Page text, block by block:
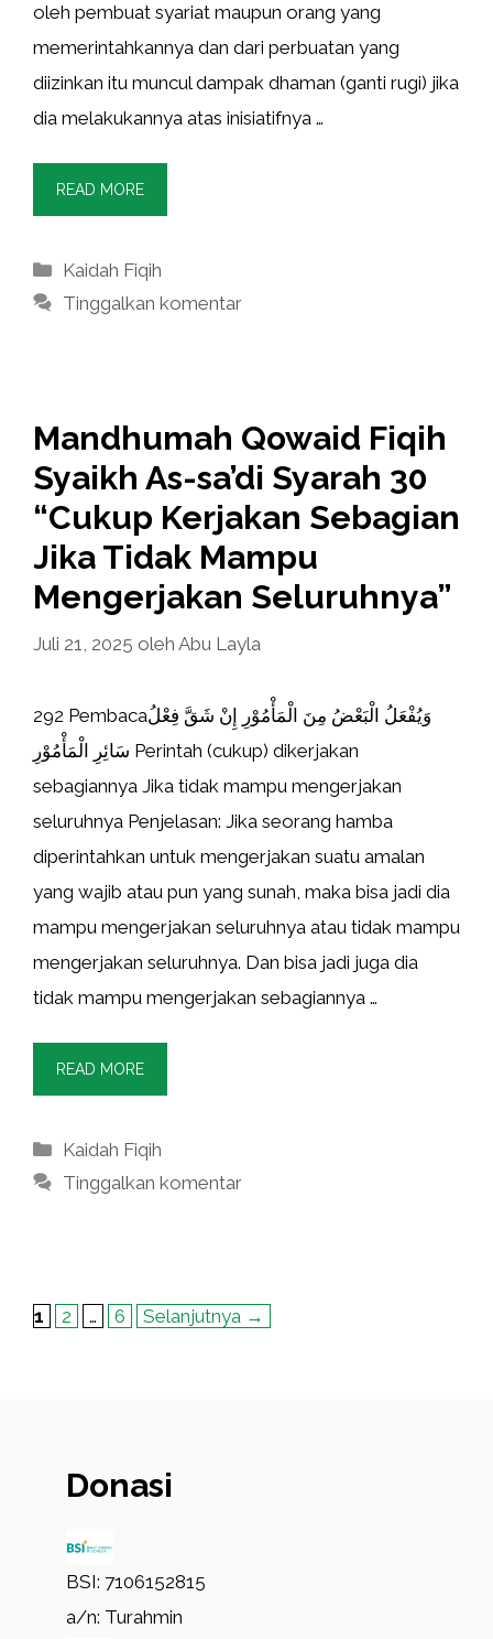
oleh pembuat syariat maupun orang yang
memerintahkannya dan dari perbuatan yang
diizinkan itu muncul dampak dhaman (ganti rugi) jika
dia melakukannya atas inisiatifnya …
READ MORE
Kategori
Kaidah Fiqih
Tinggalkan komentar
Mandhumah Qowaid Fiqih
Syaikh As-sa’di Syarah 30
“Cukup Kerjakan Sebagian
Jika Tidak Mampu
Mengerjakan Seluruhnya”
Juli 21, 2025 oleh Abu Layla
292 Pembacaوَيُفْعَلُ الْبَعْضُ مِنَ الْمَأْمُوْرِ إِنْ شَقَّ فِعْلُ
سَائِرِ الْمَأْمُوْرِ Perintah (cukup) dikerjakan
sebagiannya Jika tidak mampu mengerjakan
seluruhnya Penjelasan: Jika seorang hamba
diperintahkan untuk mengerjakan suatu amalan
yang wajib atau pun yang sunah, maka bisa jadi dia
mampu mengerjakan seluruhnya atau tidak mampu
mengerjakan seluruhnya. Dan bisa jadi juga dia
tidak mampu mengerjakan sebagiannya …
READ MORE
Kategori
Kaidah Fiqih
Tinggalkan komentar
Halaman
1 Halaman
2 … Halaman
6 Selanjutnya →
Donasi
BSI: 7106152815
a/n: Turahmin